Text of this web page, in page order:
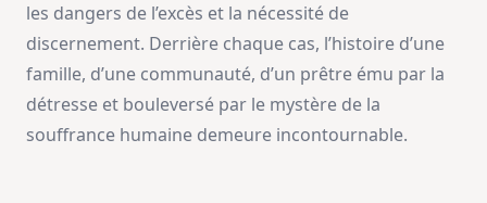
les dangers de l’excès et la nécessité de
discernement. Derrière chaque cas, l’histoire d’une
famille, d’une communauté, d’un prêtre ému par la
détresse et bouleversé par le mystère de la
souffrance humaine demeure incontournable.